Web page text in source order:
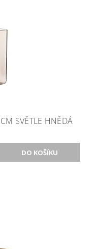
SVĚTLE HNĚDÁ